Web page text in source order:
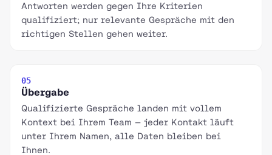
Antworten werden gegen Ihre Kriterien
qualifiziert; nur relevante Gespräche mit den
richtigen Stellen gehen weiter.
05
Übergabe
Qualifizierte Gespräche landen mit vollem
Kontext bei Ihrem Team — jeder Kontakt läuft
unter Ihrem Namen, alle Daten bleiben bei
Ihnen.